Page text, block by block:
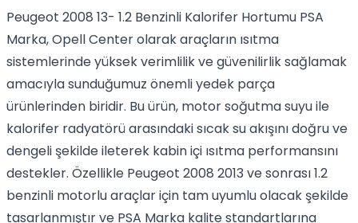
Peugeot 2008 13- 1.2 Benzinli Kalorifer Hortumu PSA
Marka, Opell Center olarak araçların ısıtma
sistemlerinde yüksek verimlilik ve güvenilirlik sağlamak
amacıyla sunduğumuz önemli yedek parça
ürünlerinden biridir. Bu ürün, motor soğutma suyu ile
kalorifer radyatörü arasındaki sıcak su akışını doğru ve
dengeli şekilde ileterek kabin içi ısıtma performansını
destekler. Özellikle Peugeot 2008 2013 ve sonrası 1.2
benzinli motorlu araçlar için tam uyumlu olacak şekilde
tasarlanmıştır ve PSA Marka kalite standartlarına